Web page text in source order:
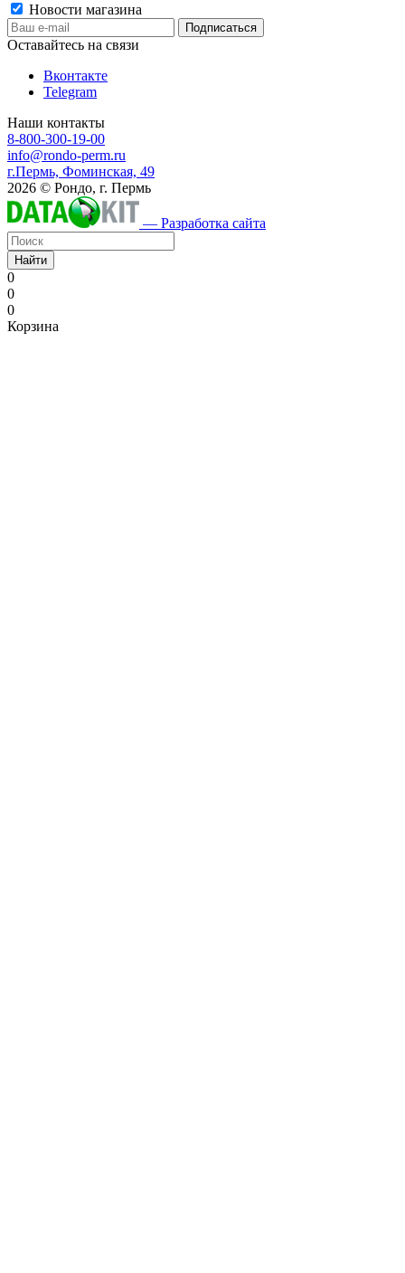
Новости магазина
Оставайтесь на связи
Вконтакте
Telegram
Наши контакты
8-800-300-19-00
info@rondo-perm.ru
г.Пермь, Фоминская, 49
2026 © Рондо, г. Пермь
— Разработка сайта
Найти
0
0
0
Корзина